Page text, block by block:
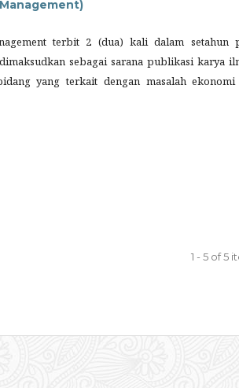
terbit 2 (dua) kali dalam setahun
sebagai sarana publikasi karya
yang terkait dengan masalah ekonomi
1 - 5 of 5